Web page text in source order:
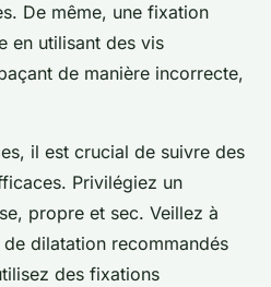
De même, une fixation
en utilisant des vis
de manière incorrecte,
il est crucial de suivre des
Privilégiez un
propre et sec. Veillez à
dilatation recommandés
des fixations